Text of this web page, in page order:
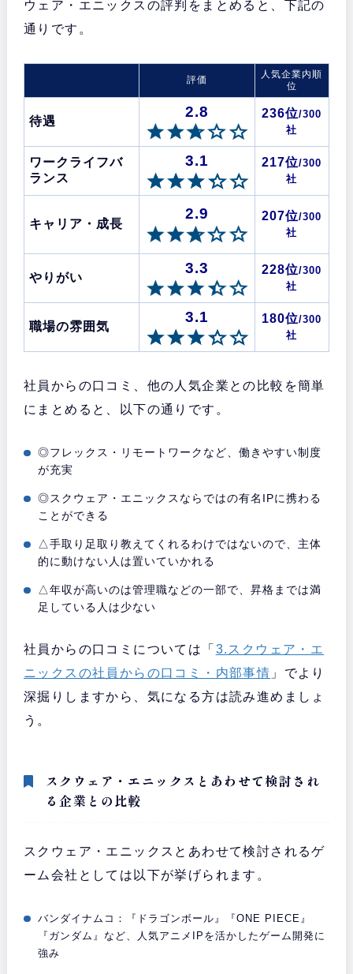
ウェア・エニックスの評判をまとめると、下記の
通りです。
評価
人気企業内順
位
待遇
2.8 236位/300
社
ワークライフバ
ランス
3.1 217位/300
社
キャリア・成長
2.9 207位/300
社
やりがい
3.3 228位/300
社
職場の雰囲気
3.1 180位/300
社
社員からの口コミ、他の人気企業との比較を簡単
にまとめると、以下の通りです。
◎フレックス・リモートワークなど、働きやすい制度
が充実
◎スクウェア・エニックスならではの有名IPに携わる
ことができる
△手取り足取り教えてくれるわけではないので、主体
的に動けない人は置いていかれる
△年収が高いのは管理職などの一部で、昇格までは満
足している人は少ない
社員からの口コミについては「 3.スクウェア・エ
ニックスの社員からの口コミ・内部事情 」でより
深掘りしますから、気になる方は読み進めましょ
う。
スクウェア・エニックスとあわせて検討され
る企業との比較
スクウェア・エニックスとあわせて検討されるゲ
ーム会社としては以下が挙げられます。
バンダイナムコ：『ドラゴンボール』『ONE PIECE』
『ガンダム』など、人気アニメIPを活かしたゲーム開発に
強み